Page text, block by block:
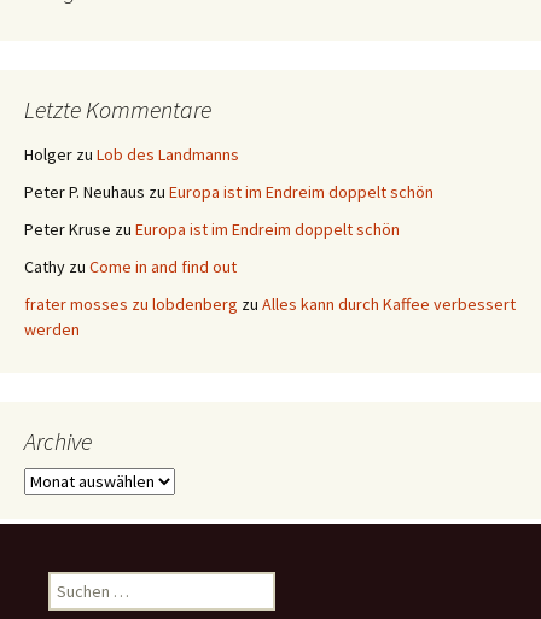
Letzte Kommentare
Holger zu Lob des Landmanns
Peter P. Neuhaus zu Europa ist im Endreim doppelt schön
Peter Kruse zu Europa ist im Endreim doppelt schön
Cathy zu Come in and find out
frater mosses zu lobdenberg zu Alles kann durch Kaffee verbessert
werden
Archive
Archive
Suchen
nach: